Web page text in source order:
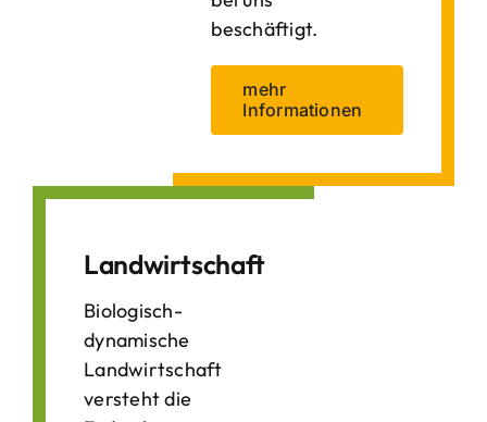
beschäftigt.
mehr
Informationen
Landwirtschaft
Biologisch-
dynamische
Landwirtschaft
versteht die